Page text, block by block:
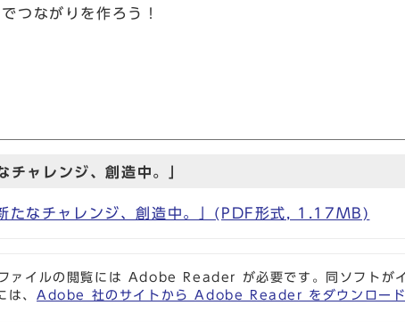
ながりを作ろう！
チャレンジ、創造中。」
たなチャレンジ、創造中。」(PDF形式, 1.17MB)
ァイルの閲覧には Adobe Reader が必要です。同ソフトが
は、 Adobe 社のサイトから Adobe Reader をダウンロード